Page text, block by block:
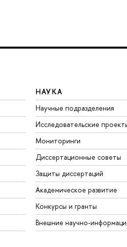
НАУКА
Научные подразделения
Исследовательские
Мониторинги
Диссертационные советы
Защиты диссертаций
Академическое развитие
Конкурсы и гранты
Внешние научно-